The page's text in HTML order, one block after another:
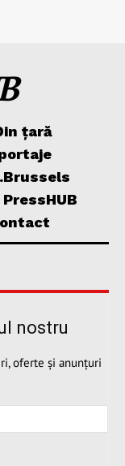
țară
nostru
oferte și anunțuri